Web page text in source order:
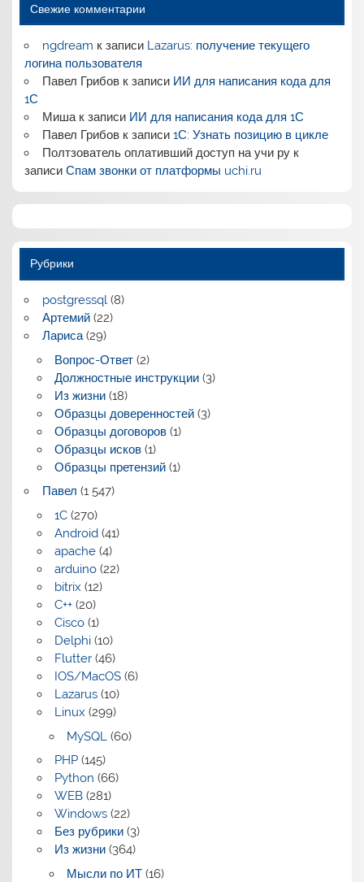
Свежие комментарии
ngdream к записи Lazarus: получение текущего
логина пользователя
Павел Грибовк записи ИИ для написания кода для
1С
Мишак записи ИИ для написания кода для 1С
Павел Грибовк записи 1С: Узнать позицию в цикле
Полтзователь оплативший доступ на учи рук
записиСпам звонки от платформы uchi.ru
Рубрики
postgressql(8)
Артемий(22)
Лариса(29)
Вопрос-Ответ(2)
Должностные инструкции(3)
Из жизни(18)
Образцы доверенностей(3)
Образцы договоров(1)
Образцы исков(1)
Образцы претензий(1)
Павел (1 547)
1C(270)
Android(41)
apache(4)
arduino(22)
bitrix (12)
C++(20)
Cisco(1)
Delphi(10)
Flutter(46)
IOS/MacOS(6)
Lazarus(10)
Linux (299)
MySQL (60)
PHP(145)
Python (66)
WEB(281)
Windows(22)
Без рубрики(3)
Из жизни(364)
Мысли по ИТ(16)